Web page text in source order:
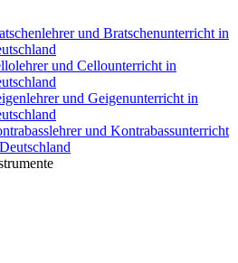
und Bratschenunterricht in
und Cellounterricht in
und Geigenunterricht in
und Kontrabassunterricht